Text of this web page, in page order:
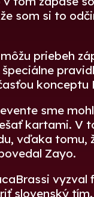
som si to
priebeh
konceptu
sme
kartami. V
vďaka tomu,
Zayo.
vyzval
slovenský tím.